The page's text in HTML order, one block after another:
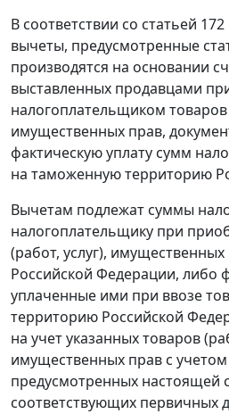
В соответствии со статьей 172
вычеты, предусмотренные
производятся на основании
выставленных продавцами
налогоплательщиком товаров
имущественных прав,
фактическую уплату сумм
на таможенную территорию
Вычетам подлежат суммы
налогоплательщику при
(работ, услуг),
Российской Федерации, либо
уплаченные ими при ввозе
территорию Российской
на учет указанных товаров
имущественных прав с
предусмотренных настоящей
соответствующих первичных